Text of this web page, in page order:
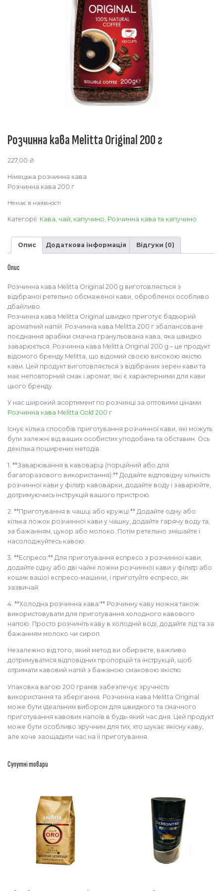
Розчинна кава Melitta Original 200 г
227,00 ₴
Німецька розчинна кава
Розчинна кава 200 г
Немає в наявності
Категорії: Кава, чай, капучино, Розчинна кава та капучино
Опис Додаткова інформація Відгуки (0)
Опис
Розчинна кава Melitta Original 200 g виготовляється з
відібраної ретельно обсмаженої кави, обробленої особливо
дбайливо.
Розчинна кава Melitta Original швидко приготує бадьорий
ароматний напій. Розчинна кава Melitta 200 г збалансоване
поєднання арабіки смачна гранульована кава, яка швидко
заварюється. Розчинна кава Melitta Original 200 g – це продукт
відомого бренду Melitta, що відомий своєю високою якістю
кави. Цей продукт виготовляється з відібраних зерен кави та
має неповторний смак і аромат, які є характерними для кави
цього бренду.
У нас широкий асортимент по розчинці за оптовими цінами.
Розчинна кава Melitta Gold 200 г
Існує кілька способів приготування розчинної кави, які можуть
бути залежні від ваших особистих уподобань та обставин. Ось
декілька поширених методів:
1. **Заварювання в кавоварці (порційний або для
багаторазового використання):** Додайте відповідну кількість
розчинної кави у фільтр кавоварки, додайте воду і заварюйте,
дотримуючись інструкцій вашого пристрою.
2. **Приготування в чашці або кружці:** Додайте одну або
кілька ложок розчинної кави у чашку, додайте гарячу воду та,
за бажанням, цукор або молоко. Потім ретельно змішайте і
насолоджуйтесь кавою.
3. **Еспресо:** Для приготування еспресо з розчинної кави,
додайте одну або дві чайні ложки розчинної кави у фільтр або
кошик вашої еспресо-машини, і приготуйте еспресо, як
зазвичай.
4. **Холодна розчинна кава:** Розчинну каву можна також
використовувати для приготування холодного кавового
напою. Просто розчиніть каву в холодній воді, додайте лід та за
бажанням молоко чи сироп.
Незалежно від того, який метод ви обираєте, важливо
дотримуватися відповідних пропорцій та інструкцій, щоб
отримати кавовий напій з бажаною смаковою якістю.
Упаковка вагою 200 грамів забезпечує зручність
використання та зберігання. Розчинна кава Melitta Original
може бути ідеальним вибором для швидкого та смачного
приготування кавових напоїв в будь-який час дня. Цей продукт
може бути особливо зручним для тих, хто шукає якісну каву,
але хоче заощадити час на її приготування.
Супутні товари